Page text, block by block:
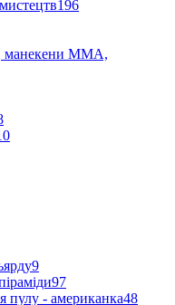
196
манекени ММА,
9
97
пулу - американка48